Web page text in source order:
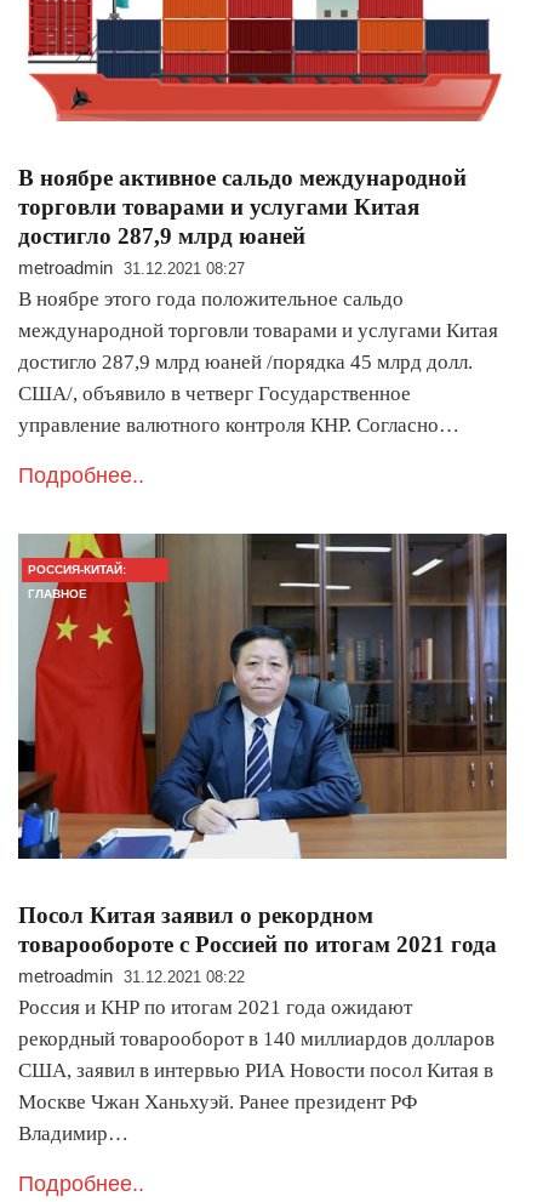
В ноябре активное сальдо международной
торговли товарами и услугами Китая
достигло 287,9 млрд юаней
metroadmin 31.12.2021 08:27
В ноябре этого года положительное сальдо
международной торговли товарами и услугами Китая
достигло 287,9 млрд юаней /порядка 45 млрд долл.
США/, объявило в четверг Государственное
управление валютного контроля КНР. Согласно…
Подробнее..
РОССИЯ-КИТАЙ:
ГЛАВНОЕ
Посол Китая заявил о рекордном
товарообороте с Россией по итогам 2021 года
metroadmin 31.12.2021 08:22
Россия и КНР по итогам 2021 года ожидают
рекордный товарооборот в 140 миллиардов долларов
США, заявил в интервью РИА Новости посол Китая в
Москве Чжан Ханьхуэй. Ранее президент РФ
Владимир…
Подробнее..